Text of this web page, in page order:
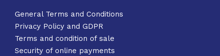
General Terms and Conditions
Privacy Policy and GDPR
Terms and condition of sale
Security of online payments